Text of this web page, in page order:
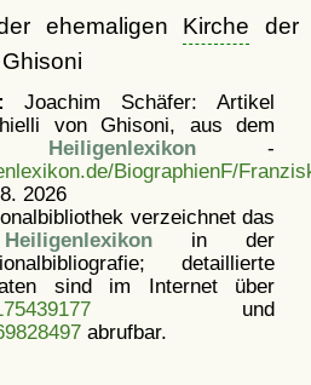
ehemaligen Kirche der
Joachim Schäfer: Artikel
von Ghisoni, aus dem
Heiligenlexikon -
BiographienF/
2026
verzeichnet das
in der
detaillierte
sind im Internet über
und
abrufbar.